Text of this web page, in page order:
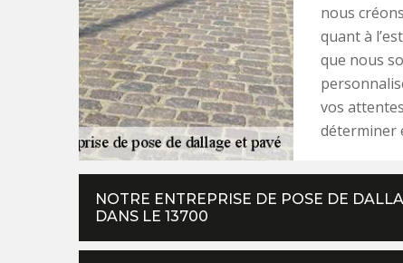
nous
quant à
que nous
vos
déterminer
NOTRE ENTREPRISE DE POSE DE
DANS LE 13700